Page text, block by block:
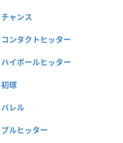
チャンス
コンタクトヒッター
ハイボールヒッター
初球
バレル
プルヒッター